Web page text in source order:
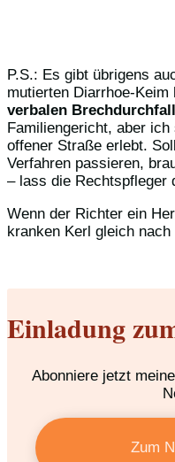
P.S.: Es gibt übrigens
mutierten Diarrhoe-Keim
verbalen Brechdurchfall
Familiengericht, aber
offener Straße erlebt.
Verfahren passieren,
– lass die Rechtspfleger
Wenn der Richter ein
kranken Kerl gleich nach
Einladung
Abonniere jetzt
Zum